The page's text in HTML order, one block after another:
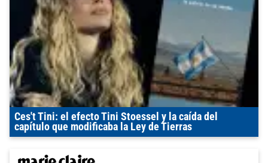
Ces't Tini: el efecto Tini Stoessel y la caída del
capítulo que modificaba la Ley de Tierras